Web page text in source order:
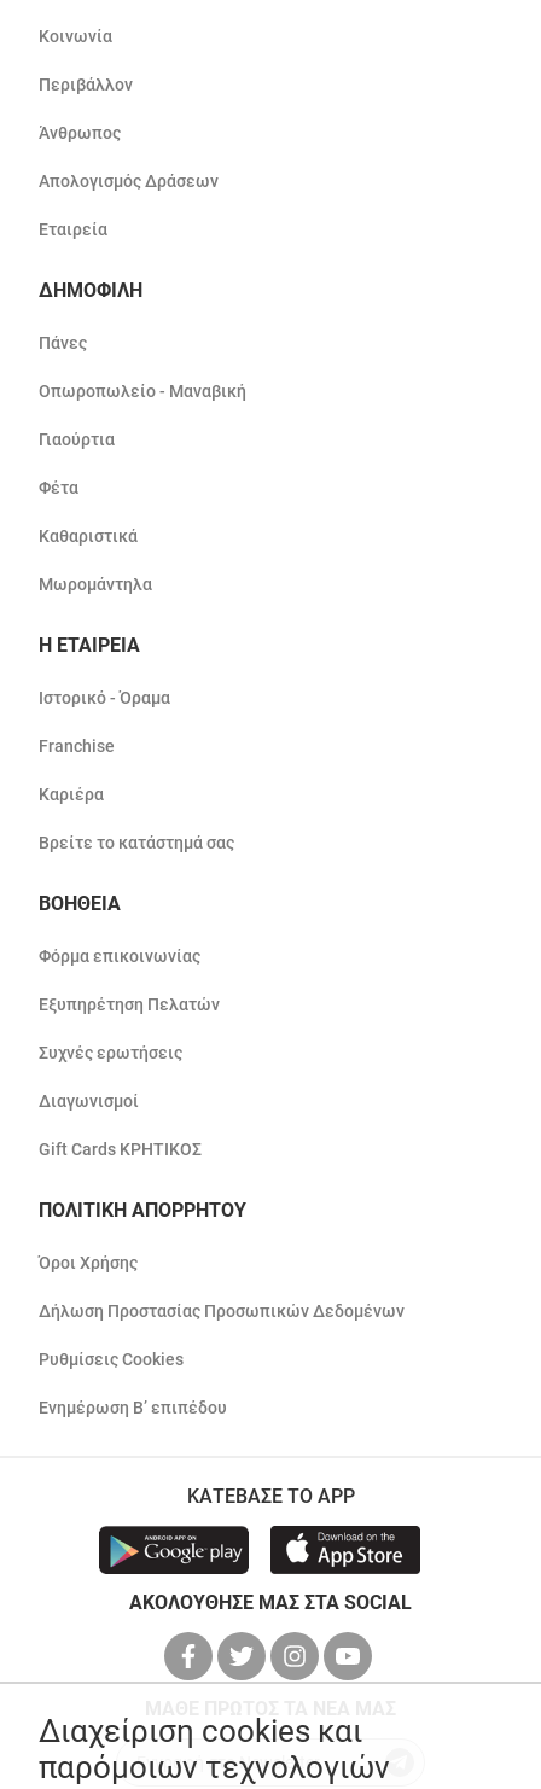
Κοινωνία
Περιβάλλον
Άνθρωπος
Απολογισμός Δράσεων
Εταιρεία
ΔΗΜΟΦΙΛΗ
Πάνες
Οπωροπωλείο - Μαναβική
Γιαούρτια
Φέτα
Καθαριστικά
Μωρομάντηλα
Η ΕΤΑΙΡΕΙΑ
Ιστορικό - Όραμα
Franchise
Καριέρα
Βρείτε το κατάστημά σας
ΒΟΗΘΕΙΑ
Φόρμα επικοινωνίας
Εξυπηρέτηση Πελατών
Συχνές ερωτήσεις
Διαγωνισμοί
Gift Cards ΚΡΗΤΙΚΟΣ
ΠΟΛΙΤΙΚΗ ΑΠΟΡΡΗΤΟΥ
Όροι Χρήσης
Δήλωση Προστασίας Προσωπικών Δεδομένων
Ρυθμίσεις Cookies
Ενημέρωση Β’ επιπέδου
ΚΑΤΕΒΑΣΕ ΤΟ APP
ΑΚΟΛΟΥΘΗΣΕ ΜΑΣ ΣΤΑ SOCIAL
Διαχείριση cookies και
παρόμοιων τεχνολογιών